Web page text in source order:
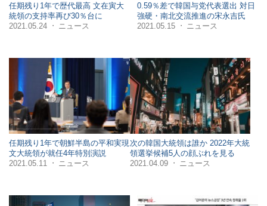
任期残り1年で歴代最高 文在寅大
統領の支持率再び30％台に
2021.05.24
・ ニュース
0.59％差で韓国与党代表選出 対日
強硬・南北交流推進の宋永吉氏
2021.05.15
・ ニュース
任期残り1年で朝鮮半島の平和実現
文大統領が就任4年特別演説
2021.05.11
・ ニュース
次の韓国大統領は誰か 2022年大統
領選挙候補5人の顔ぶれを見る
2021.04.09
・ ニュース